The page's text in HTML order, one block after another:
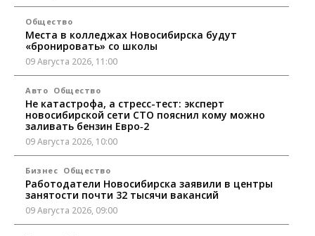
Общество
Места в колледжах Новосибирска будут
«бронировать» со школы
09 Августа 2026, 11:00
Авто Общество
Не катастрофа, а стресс-тест: эксперт
новосибирской сети СТО пояснил кому можно
заливать бензин Евро‑2
09 Августа 2026, 10:00
Бизнес Общество
Работодатели Новосибирска заявили в центры
занятости почти 32 тысячи вакансий
09 Августа 2026, 09:00